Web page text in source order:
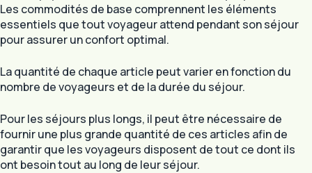
Les commodités de base comprennent les éléments
essentiels que tout voyageur attend pendant son séjour
pour assurer un confort optimal.
La quantité de chaque article peut varier en fonction du
nombre de voyageurs et de la durée du séjour.
Pour les séjours plus longs, il peut être nécessaire de
fournir une plus grande quantité de ces articles afin de
garantir que les voyageurs disposent de tout ce dont ils
ont besoin tout au long de leur séjour.